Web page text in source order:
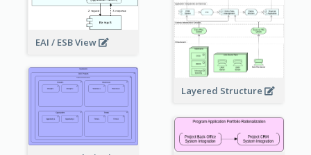
Layered Structure
EAI / ESB View